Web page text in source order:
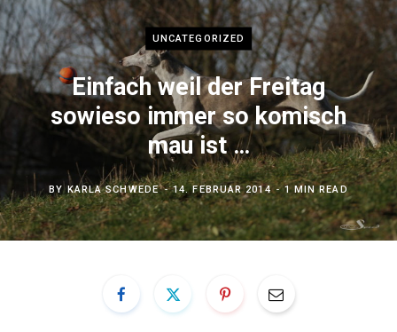
UNCATEGORIZED
Einfach weil der Freitag
sowieso immer so komisch
mau ist …
BYKARLA SCHWEDE 14. FEBRUAR 2014 1 MIN READ